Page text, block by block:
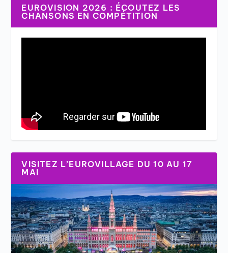
EUROVISION 2026 : ÉCOUTEZ LES
CHANSONS EN COMPÉTITION
VISITEZ L’EUROVILLAGE DU 10 AU 17
MAI